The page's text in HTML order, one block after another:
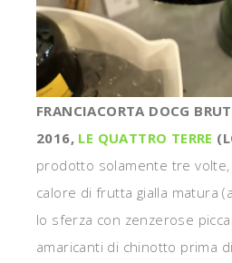
FRANCIACORTA DOCG
2016, LE QUATTRO TERRE
prodotto solamente tre
calore di frutta gialla matura
lo sferza con zenzerose
amaricanti di chinotto prima